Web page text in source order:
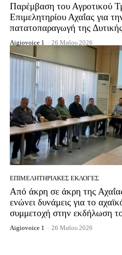
Παρέμβαση του Αγροτικού
Επιμελητηρίου Αχαΐας για
πατατοπαραγωγή της
Aigiovoice 1 - 26 Μαΐου 2026
EΠΙΜΕΛΗΤΗΡΙΑΚΈΣ ΕΚΛΟΓΈΣ
Από άκρη σε άκρη της
ενώνει δυνάμεις για το
συμμετοχή στην εκδήλωση
Aigiovoice 1 - 26 Μαΐου 2026